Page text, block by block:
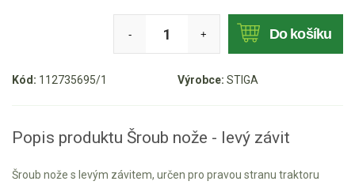
AKU zahradní technika
Aku sekačky
Aku STIHL
Kód: 112735695/1 Výrobce: STIGA
- + Do košíku
Popis produktu Šroub nože - levý závit
Šroub nože s levým závitem, určen pro pravou stranu traktoru